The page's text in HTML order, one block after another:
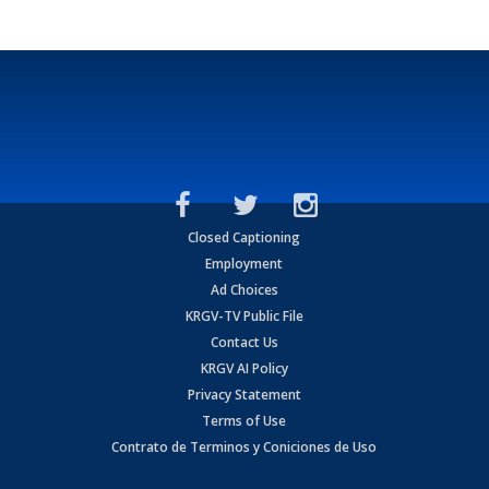
Closed Captioning
Employment
Ad Choices
KRGV-TV Public File
Contact Us
KRGV AI Policy
Privacy Statement
Terms of Use
Contrato de Terminos y Coniciones de Uso